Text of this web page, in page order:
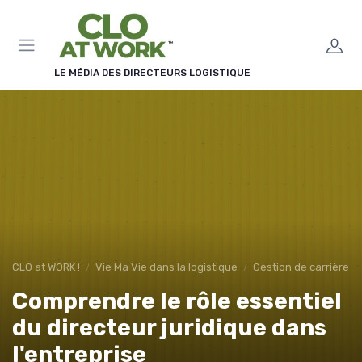
LE MÉDIA DES DIRECTEURS LOGISTIQUE
CLO at WORK ! Vie Ma Vie dans la logistique Gestion de carrière
Comprendre le rôle essentiel
du directeur juridique dans
l'entreprise
Panneau de gestion des cookies